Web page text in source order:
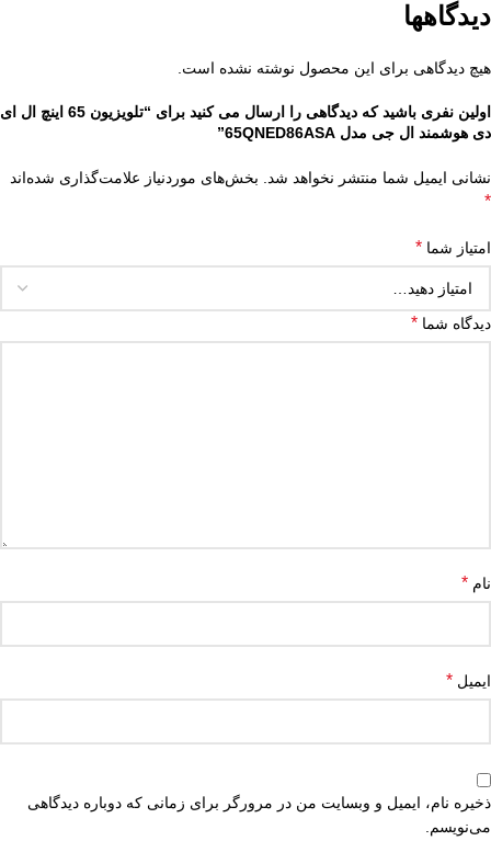
دیدگاهها
هیچ دیدگاهی برای این محصول نوشته نشده است.
اولین نفری باشید که دیدگاهی را ارسال می کنید برای “تلویزیون 65 اینچ ال ای
دی هوشمند ال جی مدل 65QNED86ASA”
نشانی ایمیل شما منتشر نخواهد شد. بخش‌های موردنیاز علامت‌گذاری شده‌اند
*
امتیاز شما *
دیدگاه شما *
نام *
ایمیل *
ذخیره نام، ایمیل و وبسایت من در مرورگر برای زمانی که دوباره دیدگاهی
می‌نویسم.